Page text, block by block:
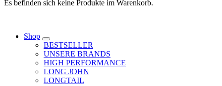
Es befinden sich keine Produkte im Warenkorb.
Shop
BESTSELLER
UNSERE BRANDS
HIGH PERFORMANCE
LONG JOHN
LONGTAIL